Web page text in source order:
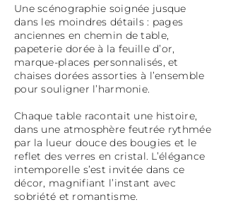
Une scénographie soignée jusque
dans les moindres détails : pages
anciennes en chemin de table,
papeterie dorée à la feuille d’or,
marque-places personnalisés, et
chaises dorées assorties à l’ensemble
pour souligner l’harmonie.
Chaque table racontait une histoire,
dans une atmosphère feutrée rythmée
par la lueur douce des bougies et le
reflet des verres en cristal. L’élégance
intemporelle s’est invitée dans ce
décor, magnifiant l’instant avec
sobriété et romantisme.